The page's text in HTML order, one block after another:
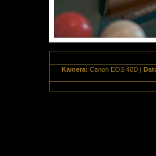
Kamera: Canon EOS 40D |